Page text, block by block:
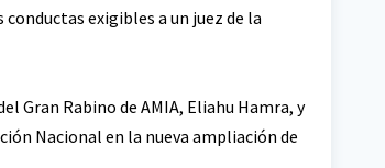
exigibles a un juez de la
Gran Rabino de AMIA, Eliahu Hamra, y
Nacional en la nueva ampliación de